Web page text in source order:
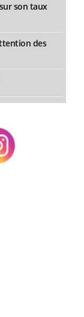
son taux
des